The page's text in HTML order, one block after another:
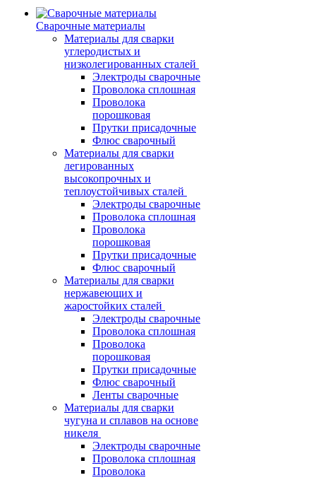
Сварочные материалы
Материалы для сварки
углеродистых и
низколегированных сталей
Электроды сварочные
Проволока сплошная
Проволока
порошковая
Прутки присадочные
Флюс сварочный
Материалы для сварки
легированных
высокопрочных и
теплоустойчивых сталей
Электроды сварочные
Проволока сплошная
Проволока
порошковая
Прутки присадочные
Флюс сварочный
Материалы для сварки
нержавеющих и
жаростойких сталей
Электроды сварочные
Проволока сплошная
Проволока
порошковая
Прутки присадочные
Флюс сварочный
Ленты сварочные
Материалы для сварки
чугуна и сплавов на основе
никеля
Электроды сварочные
Проволока сплошная
Проволока